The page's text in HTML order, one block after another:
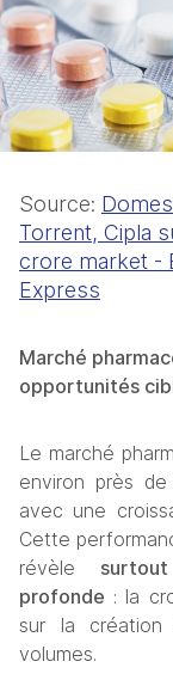
Source:
Torrent, Cipla
crore market -
Express
Marché
opportunités
Le marché
environ près
avec une
Cette
révèle
profonde : la
sur la création
volumes.